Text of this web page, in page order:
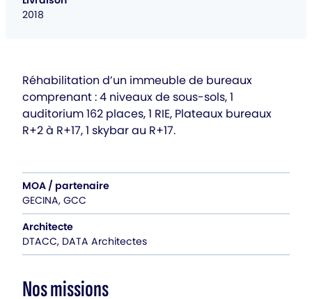
2018
Réhabilitation d’un immeuble de bureaux
comprenant : 4 niveaux de sous-sols, 1
auditorium 162 places, 1 RIE, Plateaux bureaux
R+2 à R+17, 1 skybar au R+17.
MOA / partenaire
GECINA, GCC
Architecte
DTACC, DATA Architectes
Nos missions